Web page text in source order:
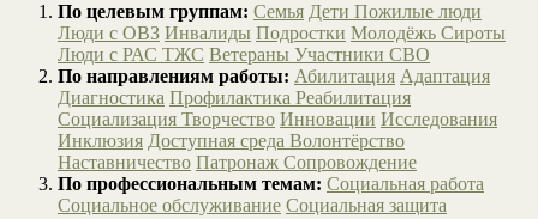
По целевым группам: Семья Дети Пожилые люди
Люди с ОВЗ Инвалиды Подростки Молодёжь Сироты
Люди с РАС ТЖС Ветераны Участники СВО
По направлениям работы: Абилитация Адаптация
Диагностика Профилактика Реабилитация
Социализация Творчество Инновации Исследования
Инклюзия Доступная среда Волонтёрство
Наставничество Патронаж Сопровождение
По профессиональным темам: Социальная работа
Социальное обслуживание Социальная защита